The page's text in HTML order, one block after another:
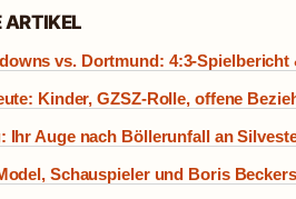
ARTIKEL
vs. Dortmund: 4:3-
Kinder, GZSZ-Rolle, offene
Ihr Auge nach Böllerunfall an
Schauspieler und Boris